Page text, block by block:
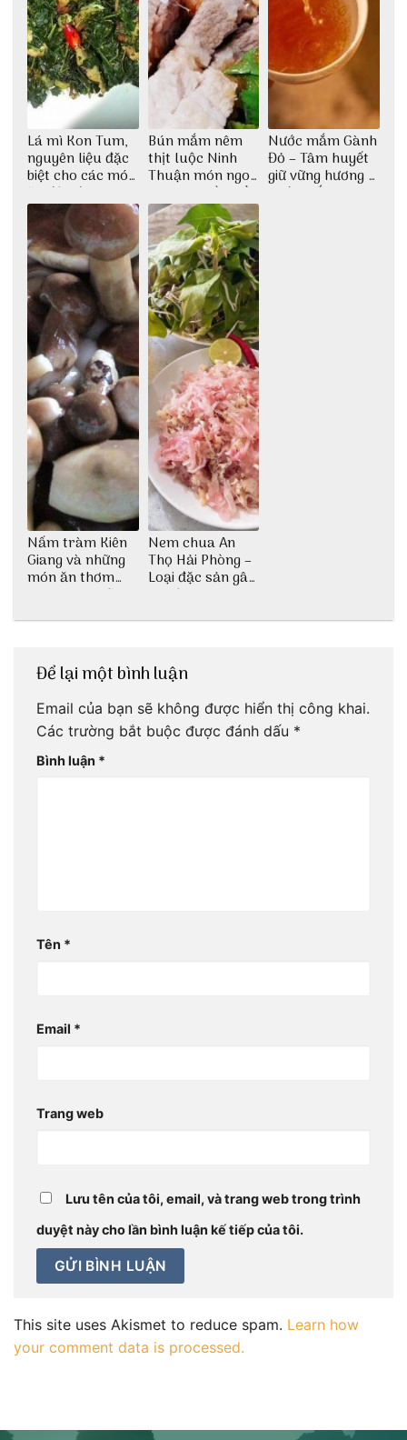
Lá mì Kon Tum,
nguyên liệu đặc
biệt cho các món
ăn độc đáo
Bún mắm nêm
thịt luộc Ninh
Thuận món ngon
dân dã miền biển
Nước mắm Gành
Đỏ – Tâm huyết
giữ vững hương vị
nước mắm sau
Nấm tràm Kiên
Giang và những
món ăn thơm
ngon khó cưỡng
Nem chua An
Thọ Hải Phòng –
Loại đặc sản gây
nghiện
Để lại một bình luận
Email của bạn sẽ không được hiển thị công khai.
Các trường bắt buộc được đánh dấu *
Bình luận *
Tên *
Email *
Trang web
Lưu tên của tôi, email, và trang web trong trình
duyệt này cho lần bình luận kế tiếp của tôi.
This site uses Akismet to reduce spam. Learn how
your comment data is processed.